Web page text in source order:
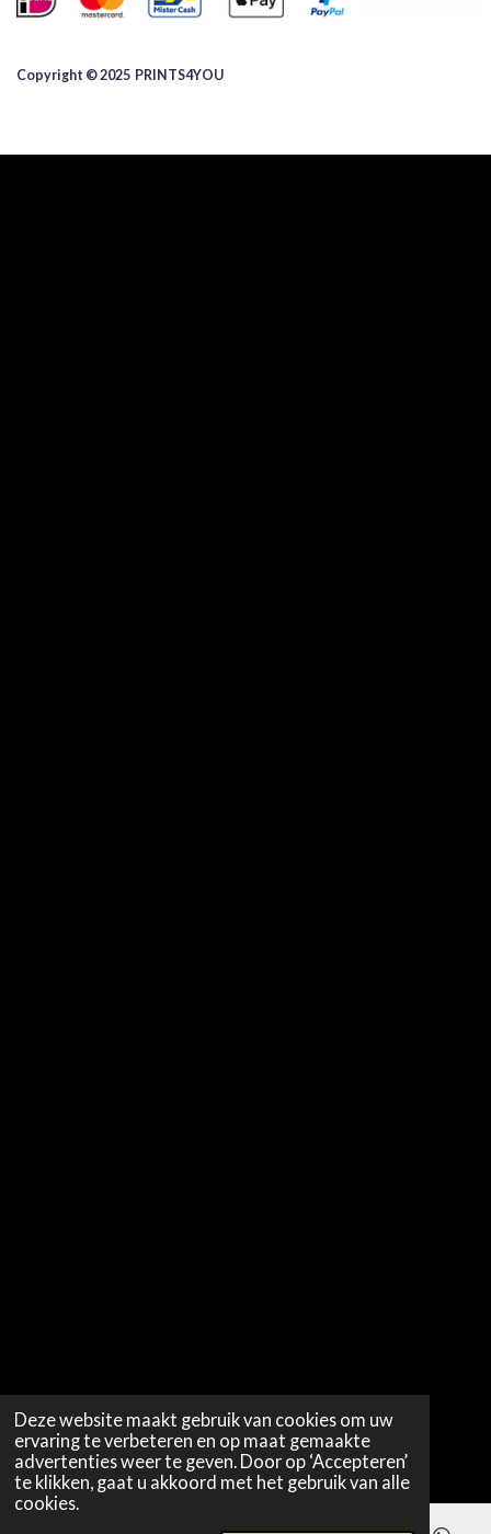
Deze website maakt gebruik van cookies om uw
ervaring te verbeteren en op maat gemaakte
advertenties weer te geven. Door op ‘Accepteren’
te klikken, gaat u akkoord met het gebruik van alle
cookies.
Copyright © 2025 ​PRINTS4YOU